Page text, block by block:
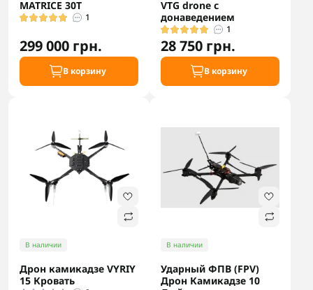
MATRICE 30T
1
299 000 грн.
В корзину
VTG drone с
донаведением
1
28 750 грн.
В корзину
В наличии
Дрон камикадзе VYRIY
15 Кровать
В наличии
Ударный ФПВ (FPV)
Дрон Камикадзе 10